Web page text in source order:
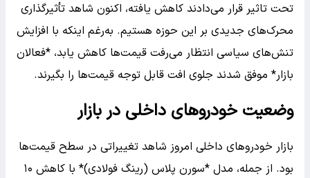
تحت تاثیر قرار می‌دادند کاهش یافته، اکنون شاهد تأثیرگذاری
محرک‌های جدیدی بر این حوزه هستیم. به‌رغم اینکه با افزایش
تنش‌های سیاسی انتظار می‌رفت قیمت‌ها کاهش یابد، *فعالان
بازار* موفق شدند جلوی افت قابل توجه قیمت‌ها را بگیرند.
وضعیت خودروهای داخلی در بازار
بازار خودروهای داخلی امروز شاهد تغییراتی در سطح قیمت‌ها
بود. از جمله، مدل *سورن پلاس (رینگ فولادی)* با کاهش ۱۰